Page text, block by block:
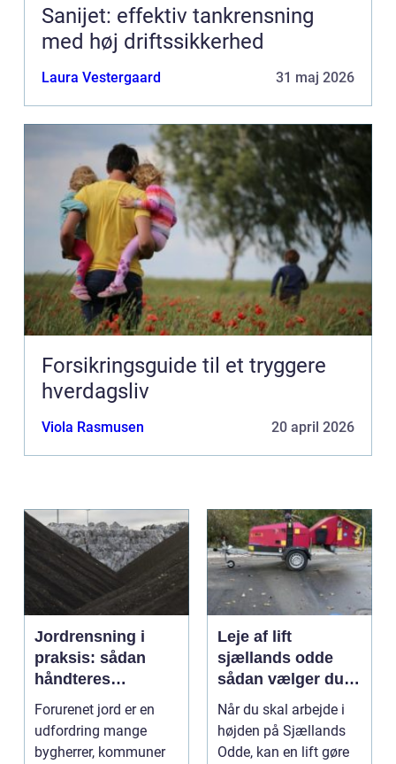
Sanijet: effektiv tankrensning
med høj driftssikkerhed
Laura Vestergaard 31 maj 2026
Forsikringsguide til et tryggere
hverdagsliv
Viola Rasmusen 20 april 2026
Jordrensning i
praksis: sådan
håndteres
forurenet jord
ansvarligt
Forurenet jord er en
udfordring mange
bygherrer, kommuner
Leje af lift
sjællands odde
sådan vælger du
den rigtige løsning
Når du skal arbejde i
højden på Sjællands
Odde, kan en lift gøre